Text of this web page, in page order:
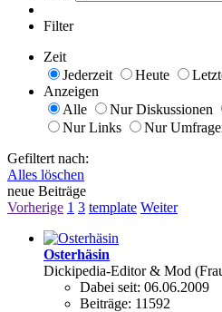
Filter
Zeit
Jederzeit
Heute
Anzeigen
Alle
Nur Diskussionen
Nur Links
Nur
Gefiltert nach:
Alles löschen
neue Beiträge
Vorherige 1 3 template Weiter
Osterhäsin
Dickipedia-Editor & Mod
Dabei seit: 06.06.2009
Beiträge: 11592